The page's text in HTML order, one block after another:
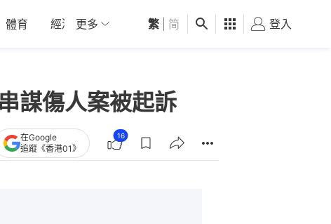
體育 經濟 01深圳 觀點 健康 好食玩飛
更多 繁 简 登入
謀傷人案被起訴
在Google
追蹤《香港01》
16